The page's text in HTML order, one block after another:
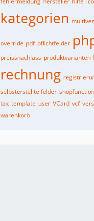
kategorien
override pdf pflichtfelder
preissnachlass produktvarianten
rechnung
selbsterstellte felder
tax template user VCard vcf
warenkorb